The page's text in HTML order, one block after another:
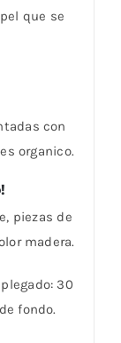
que se
con
organico.
piezas de
madera.
30
fondo.